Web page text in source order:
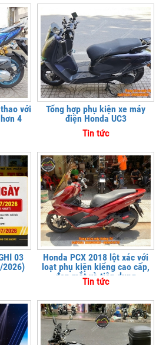
với
4
Tổng hợp phụ kiện xe máy
điện Honda UC3
Tin tức
03
2026)
Honda PCX 2018 lột xác với
loạt phụ kiện kiểng cao cấp,
đẹp mắt và tiện dụng
Tin tức